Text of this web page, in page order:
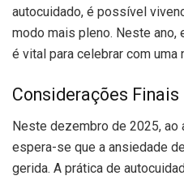
autocuidado, é possível
modo mais pleno. Neste ano,
é vital para celebrar com uma
Considerações Finais
Neste dezembro de 2025,
espera-se que a ansiedade
gerida. A prática de